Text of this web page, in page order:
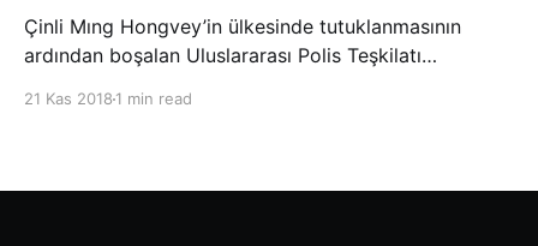
Çinli Mıng Hongvey’in ülkesinde tutuklanmasının
ardından boşalan Uluslararası Polis Teşkilatı
21 Kas 2018 1 min read